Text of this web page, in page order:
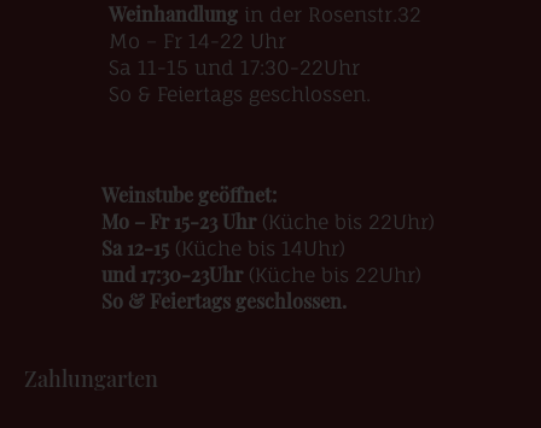
Weinhandlungin der Rosenstr.32
Mo – Fr 14-22 Uhr
Sa 11-15 und 17:30-22Uhr
So & Feiertags geschlossen.
Weinstube geöffnet:
Mo – Fr 15-23 Uhr(Küche bis 22Uhr)
Sa 12-15(Küche bis 14Uhr)
und 17:30-23Uhr(Küche bis 22Uhr)
So & Feiertags geschlossen.
Zahlungarten